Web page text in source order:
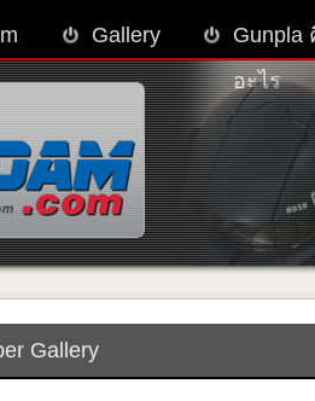
Gallery
Gunpla
อะไร
Gallery